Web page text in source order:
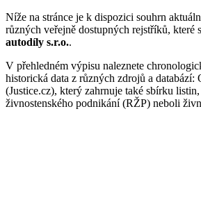
Níže na stránce je k dispozici souhrn
různých veřejně dostupných rejstříků, které
autodíly s.r.o..
V přehledném výpisu naleznete
historická data z různých zdrojů a databází:
(Justice.cz), který zahrnuje také sbírku
živnostenského podnikání (RŽP) neboli